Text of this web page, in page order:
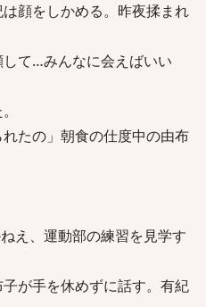
は顔をしかめる。昨夜揉まれ
て…みんなに会えばいい
れたの」朝食の仕度中の由布
え、運動部の練習を見学す
が手を休めずに話す。有紀